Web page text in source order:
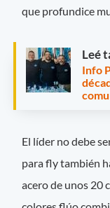
que profundice
Leé
Info
El líder no debe
para fly también
acero de unos 20